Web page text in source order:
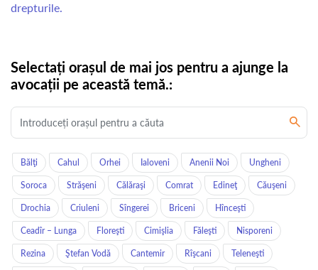
drepturile.
Selectați orașul de mai jos pentru a ajunge la
avocații pe această temă.:
Bălţi Cahul Orhei Ialoveni Anenii Noi Ungheni
Soroca Străşeni Călăraşi Comrat Edineţ Căuşeni
Drochia Criuleni Sîngerei Briceni Hînceşti
Ceadîr – Lunga Floreşti Cimişlia Făleşti Nisporeni
Rezina Ştefan Vodă Cantemir Rîşcani Teleneşti